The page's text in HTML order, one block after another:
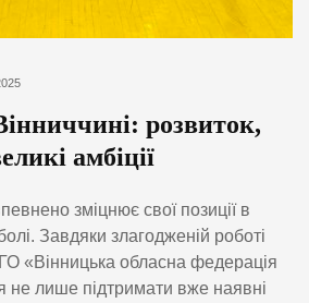
розвиток,
амбіції
зміцнює свої позиції в
Завдяки злагодженій роботі
«Вінницька обласна федерація
не лише підтримати вже наявні